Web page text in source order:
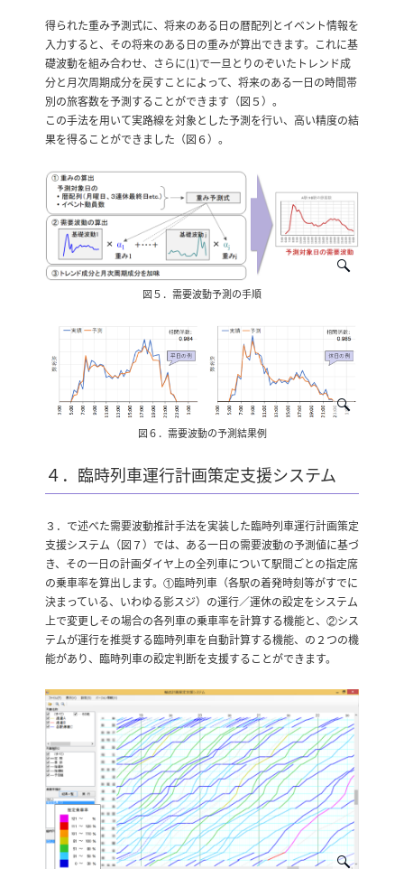
得られた重み予測式に、将来のある日の暦配列とイベント情報を
入力すると、その将来のある日の重みが算出できます。これに基
礎波動を組み合わせ、さらに(1)で一旦とりのぞいたトレンド成
分と月次周期成分を戻すことによって、将来のある一日の時間帯
別の旅客数を予測することができます（図５）。
この手法を用いて実路線を対象とした予測を行い、高い精度の結
果を得ることができました（図６）。
図５．需要波動予測の手順
図６．需要波動の予測結果例
４．臨時列車運行計画策定支援システム
３．で述べた需要波動推計手法を実装した臨時列車運行計画策定
支援システム（図７）では、ある一日の需要波動の予測値に基づ
き、その一日の計画ダイヤ上の全列車について駅間ごとの指定席
の乗車率を算出します。①臨時列車（各駅の着発時刻等がすでに
決まっている、いわゆる影スジ）の運行／運休の設定をシステム
上で変更しその場合の各列車の乗車率を計算する機能と、②シス
テムが運行を推奨する臨時列車を自動計算する機能、の２つの機
能があり、臨時列車の設定判断を支援することができます。